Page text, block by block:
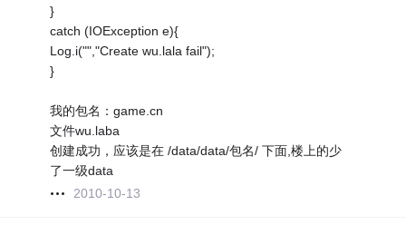
}
catch (IOException e){
Log.i("","Create wu.lala fail");
}
我的包名：game.cn
文件wu.laba
创建成功，应该是在 /data/data/包名/ 下面,楼上的少
了一级data
2010-10-13